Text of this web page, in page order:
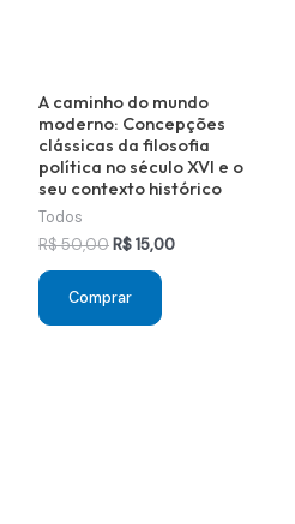
A caminho do mundo
moderno: Concepções
clássicas da filosofia
política no século XVI e o
seu contexto histórico
Todos
R$50,00O
original
era:
R$ 50,00.
R$15,00O
Comprar